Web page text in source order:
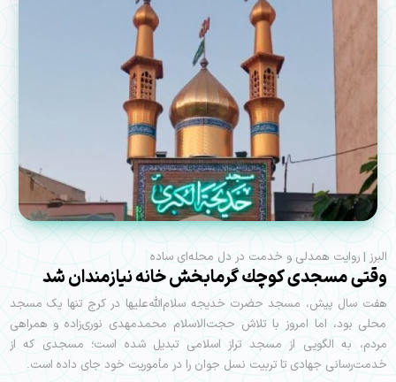
البرز | روایت همدلی و خدمت در دل محله‌ای ساده
وقتی مسجدی كوچك گرمابخش خانه نيازمندان شد
هفت سال پیش، مسجد حضرت خدیجه‌ سلام‌الله‌علیها در کرج تنها یک مسجد
محلی بود، اما امروز با تلاش حجت‌الاسلام محمدمهدی نوری‌زاده و همراهی
مردم، به الگویی از مسجد تراز اسلامی تبدیل شده است؛ مسجدی که از
خدمت‌رسانی جهادی تا تربیت نسل جوان را در مأموریت خود جای داده است.